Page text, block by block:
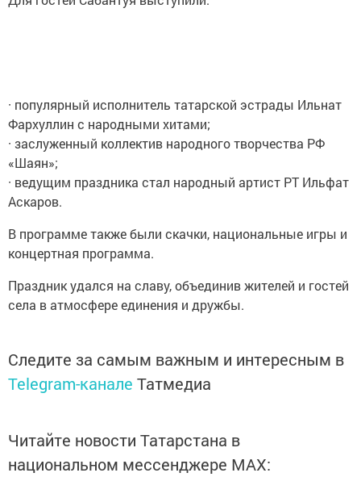
· популярный исполнитель татарской эстрады Ильнат
Фархуллин с народными хитами;
· заслуженный коллектив народного творчества РФ
«Шаян»;
· ведущим праздника стал народный артист РТ Ильфат
Аскаров.
В программе также были скачки, национальные игры и
концертная программа.
Праздник удался на славу, объединив жителей и гостей
села в атмосфере единения и дружбы.
Следите за самым важным и интересным в
Telegram-канале Татмедиа
Читайте новости Татарстана в
национальном мессенджере MАХ: